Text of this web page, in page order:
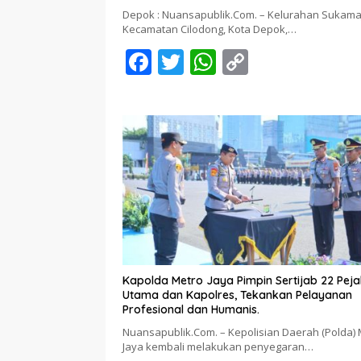
Depok : Nuansapublik.Com. – Kelurahan
Kecamatan Cilodong, Kota Depok,…
F
e
b
o
o
k
T
itt
er
W
at
s
A
p
p
p
Li
n
k
Kapolda Metro Jaya Pimpin Sertijab 22
Utama dan Kapolres, Tekankan Pelayanan
Profesional dan Humanis.
Nuansapublik.Com. – Kepolisian Daerah (Polda)
Jaya kembali melakukan penyegaran…